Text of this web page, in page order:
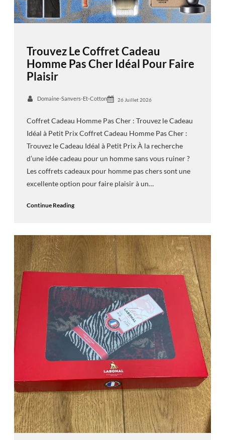
Trouvez Le Coffret Cadeau
Homme Pas Cher Idéal Pour Faire
Plaisir
Domaine-Sanvers-Et-Cotton 26 Juillet 2026
Coffret Cadeau Homme Pas Cher : Trouvez le Cadeau
Idéal à Petit Prix Coffret Cadeau Homme Pas Cher :
Trouvez le Cadeau Idéal à Petit Prix À la recherche
d’une idée cadeau pour un homme sans vous ruiner ?
Les coffrets cadeaux pour homme pas chers sont une
excellente option pour faire plaisir à un…
Continue Reading